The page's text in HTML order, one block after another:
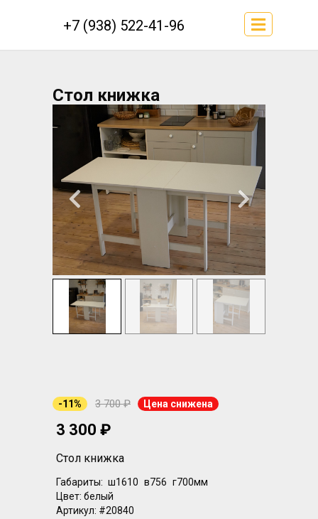
+7 (938) 522-41-96
Стол книжка
-11% 3 700 ₽ Цена снижена
3 300 ₽
Стол книжка
Габариты: ш1610 в756 г700мм
Цвет: белый
Артикул: #20840